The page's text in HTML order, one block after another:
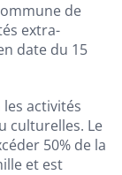
de
extra-
date du 15
activités
culturelles. Le
50% de la
et est